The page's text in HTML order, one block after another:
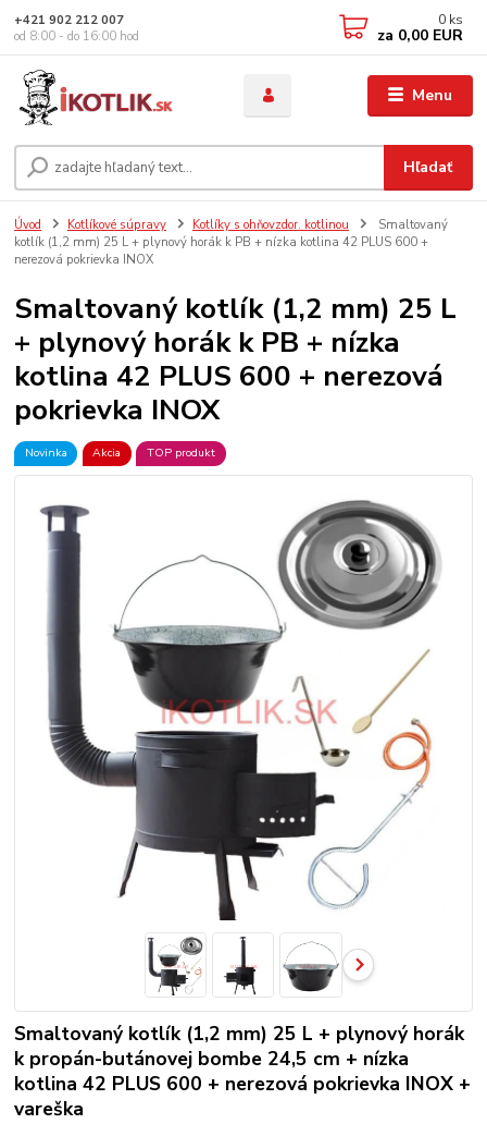
Menu
Hľadať
+421 902 212 007
od 8:00 - do 16:00 hod
0 ks
za 0,00 EUR
Úvod Kotlíkové súpravy Kotlíky s ohňovzdor. kotlinou
Smaltovaný
kotlík (1,2 mm) 25 L + plynový horák k PB + nízka kotlina 42 PLUS 600 +
nerezová pokrievka INOX
Smaltovaný kotlík (1,2 mm) 25 L
+ plynový horák k PB + nízka
kotlina 42 PLUS 600 + nerezová
pokrievka INOX
Novinka Akcia TOP produkt
Smaltovaný kotlík (1,2 mm) 25 L + plynový horák
k propán-butánovej bombe 24,5 cm + nízka
kotlina 42 PLUS 600 + nerezová pokrievka INOX +
vareška